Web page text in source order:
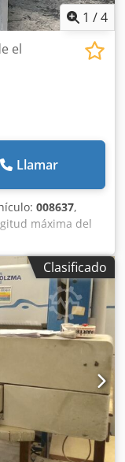
1 /4
el
Llamar
008637,
máxima del
de sierra
sujeción: 10
Clasificado